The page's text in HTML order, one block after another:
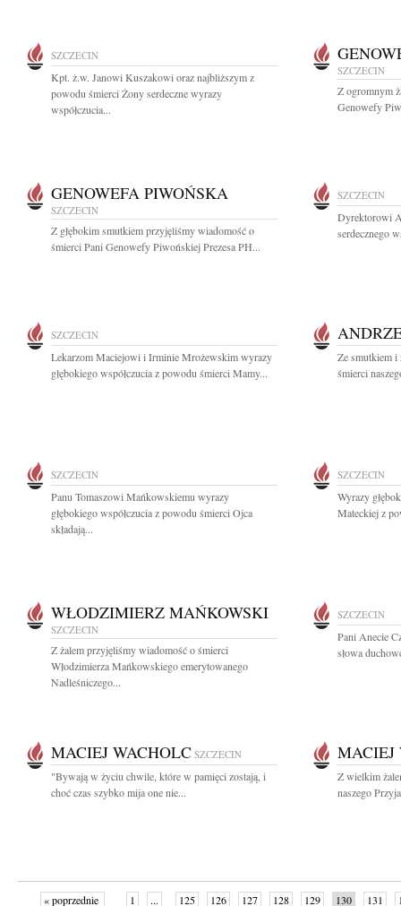
SZCZECIN
Kpt. ż.w. Janowi Kuszakowi oraz najbliższym z
powodu śmierci Żony serdeczne wyrazy
współczucia...
SZCZECIN
Z ogromnym
Genowefy
GENOWEFA PIWOŃSKA
SZCZECIN
Z głębokim smutkiem przyjęliśmy wiadomość o
śmierci Pani Genowefy Piwońskiej Prezesa PH...
SZCZECIN
Dyrektorowi
serdecznego
SZCZECIN
Lekarzom Maciejowi i Irminie Mrożewskim wyrazy
głębokiego współczucia z powodu śmierci Mamy...
Ze smutkiem i
śmierci
SZCZECIN
Panu Tomaszowi Mańkowskiemu wyrazy
głębokiego współczucia z powodu śmierci Ojca
składają...
SZCZECIN
Wyrazy
Mateckiej z
WŁODZIMIERZ MAŃKOWSKI
SZCZECIN
Z żalem przyjęliśmy wiadomość o śmierci
Włodzimierza Mańkowskiego emerytowanego
Nadleśniczego...
SZCZECIN
Pani Anecie
słowa
MACIEJ WACHOLC SZCZECIN
"Bywają w życiu chwile, które w pamięci zostają, i
choć czas szybko mija one nie...
MACIEJ
Z wielkim
naszego
« poprzednie 1 ... 125 126 127 128 129 130 131